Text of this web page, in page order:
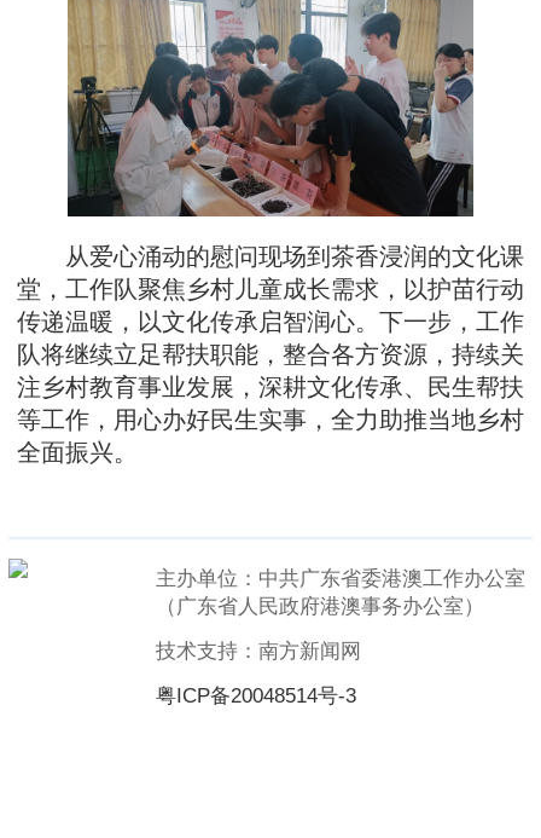
从爱心涌动的慰问现场到茶香浸润的文化课
堂，工作队聚焦乡村儿童成长需求，以护苗行动
传递温暖，以文化传承启智润心。下一步，工作
队将继续立足帮扶职能，整合各方资源，持续关
注乡村教育事业发展，深耕文化传承、民生帮扶
等工作，用心办好民生实事，全力助推当地乡村
全面振兴。
主办单位：中共广东省委港澳工作办公室
（广东省人民政府港澳事务办公室）
技术支持：南方新闻网
粤ICP备20048514号-3